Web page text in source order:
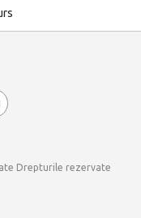
Drepturile rezervate